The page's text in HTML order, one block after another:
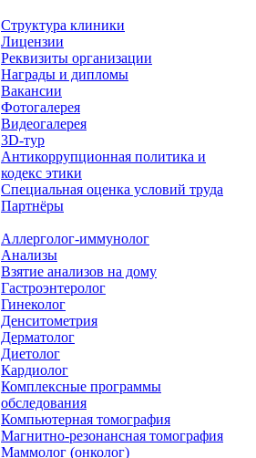
Структура клиники
Лицензии
Реквизиты организации
Награды и дипломы
Вакансии
Фотогалерея
Видеогалерея
3D-тур
Антикоррупционная политика и
кодекс этики
Специальная оценка условий труда
Партнёры
Аллерголог-иммунолог
Анализы
Взятие анализов на дому
Гастроэнтеролог
Гинеколог
Денситометрия
Дерматолог
Диетолог
Кардиолог
Комплексные программы
обследования
Компьютерная томография
Магнитно-резонансная томография
Маммолог (онколог)